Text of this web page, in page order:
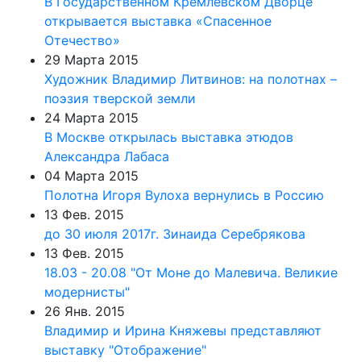
открывается выставка «Спасенное
Отечество»
29 Марта 2015
Художник Владимир Литвинов: на полотнах –
поэзия тверской земли
24 Марта 2015
В Москве открылась выставка этюдов
Александра Лабаса
04 Марта 2015
Полотна Игоря Вулоха вернулись в Россию
13 Фев. 2015
до 30 июля 2017г. Зинаида Серебрякова
13 Фев. 2015
18.03 - 20.08 "От Моне до Малевича. Великие
модернисты"
26 Янв. 2015
Владимир и Ирина Княжевы представляют
выставку "Отображение"